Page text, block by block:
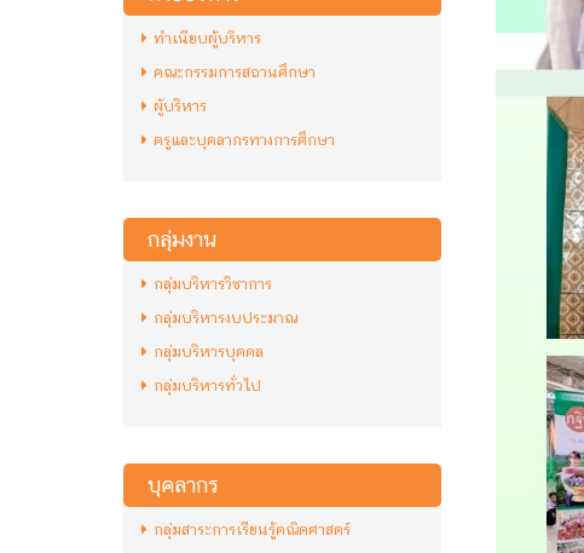
ทำเนียบผู้บริหาร
คณะกรรมการสถานศึกษา
ผู้บริหาร
ครูและบุคลากรทางการศึกษา
กลุ่มงาน
กลุ่มบริหารวิชาการ
กลุ่มบริหารงบประมาณ
กลุ่มบริหารบุคคล
กลุ่มบริหารทั่วไป
บุคลากร
กลุ่มสาระการเรียนรู้คณิตศาสตร์